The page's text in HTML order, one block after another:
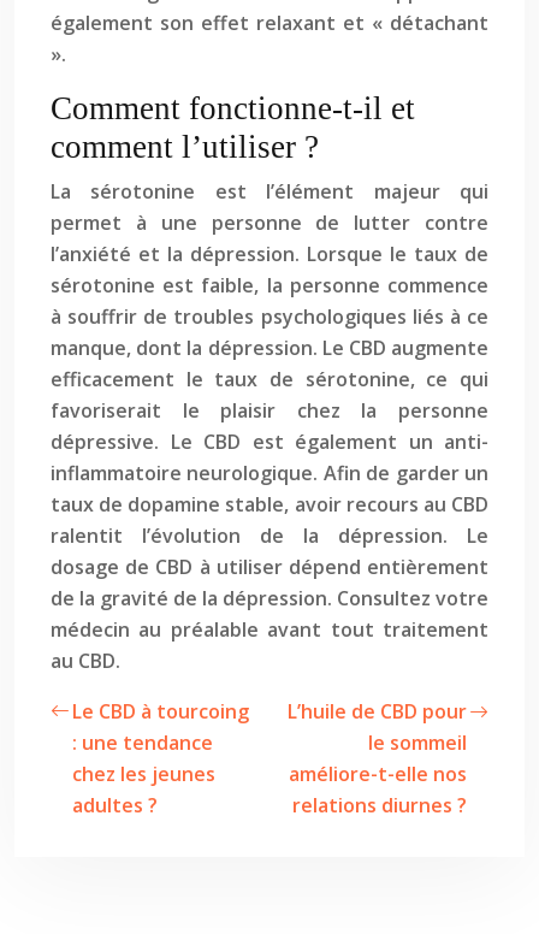
également son effet relaxant et « détachant
».
Comment fonctionne-t-il et
comment l’utiliser ?
La sérotonine est l’élément majeur qui
permet à une personne de lutter contre
l’anxiété et la dépression. Lorsque le taux de
sérotonine est faible, la personne commence
à souffrir de troubles psychologiques liés à ce
manque, dont la dépression. Le CBD augmente
efficacement le taux de sérotonine, ce qui
favoriserait le plaisir chez la personne
dépressive. Le CBD est également un anti-
inflammatoire neurologique. Afin de garder un
taux de dopamine stable, avoir recours au CBD
ralentit l’évolution de la dépression. Le
dosage de CBD à utiliser dépend entièrement
de la gravité de la dépression. Consultez votre
médecin au préalable avant tout traitement
au CBD.
Le CBD à tourcoing
: une tendance
chez les jeunes
adultes ?
L’huile de CBD pour
le sommeil
améliore-t-elle nos
relations diurnes ?